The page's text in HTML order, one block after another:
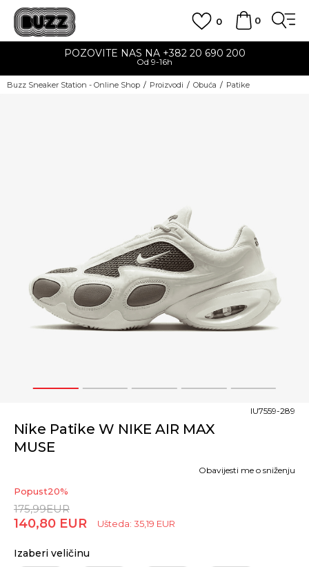
0
0
POZOVITE NAS NA +382 20 690 200
Od 9-16h
Buzz Sneaker Station - Online Shop Proizvodi Obuća Patike
1 2 3 4 5
Nike Patike W NIKE AIR MAX
MUSE
IU7559-289
Popust20%
175,99EUR
140,80 EUR Ušteda: 35,19 EUR
Obavijesti me o sniženju
Izaberi veličinu